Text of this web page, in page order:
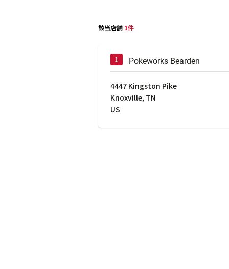
該当店舗 1件
Pokeworks Bearden
4447 Kingston Pike
Knoxville, TN
US